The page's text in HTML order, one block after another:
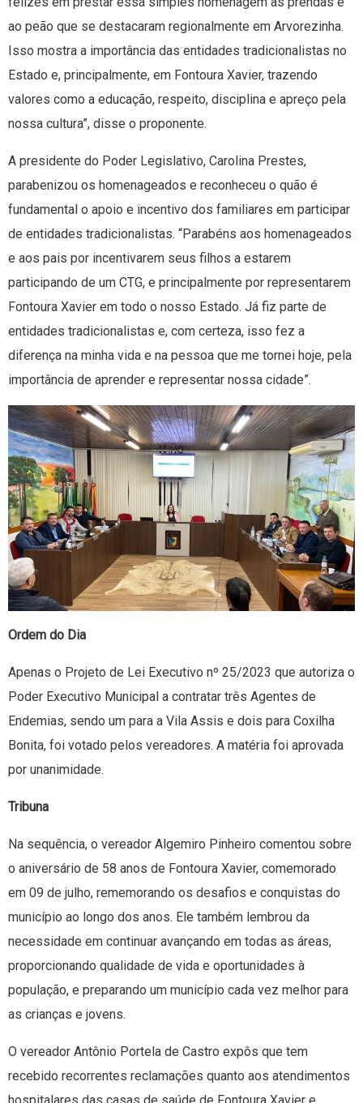
ao peão que se destacaram regionalmente em Arvorezinha.
Isso mostra a importância das entidades tradicionalistas no
Estado e, principalmente, em Fontoura Xavier, trazendo
valores como a educação, respeito, disciplina e apreço pela
nossa cultura”, disse o proponente.
A presidente do Poder Legislativo, Carolina Prestes,
parabenizou os homenageados e reconheceu o quão é
fundamental o apoio e incentivo dos familiares em participar
de entidades tradicionalistas. “Parabéns aos homenageados
e aos pais por incentivarem seus filhos a estarem
participando de um CTG, e principalmente por representarem
Fontoura Xavier em todo o nosso Estado. Já fiz parte de
entidades tradicionalistas e, com certeza, isso fez a
diferença na minha vida e na pessoa que me tornei hoje, pela
importância de aprender e representar nossa cidade”.
Ordem do Dia
Apenas o Projeto de Lei Executivo nº 25/2023 que autoriza o
Poder Executivo Municipal a contratar três Agentes de
Endemias, sendo um para a Vila Assis e dois para Coxilha
Bonita, foi votado pelos vereadores. A matéria foi aprovada
por unanimidade.
Tribuna
Na sequência, o vereador Algemiro Pinheiro comentou sobre
o aniversário de 58 anos de Fontoura Xavier, comemorado
em 09 de julho, rememorando os desafios e conquistas do
município ao longo dos anos. Ele também lembrou da
necessidade em continuar avançando em todas as áreas,
proporcionando qualidade de vida e oportunidades à
população, e preparando um município cada vez melhor para
as crianças e jovens.
O vereador Antônio Portela de Castro expôs que tem
recebido recorrentes reclamações quanto aos atendimentos
hospitalares das casas de saúde de Fontoura Xavier e